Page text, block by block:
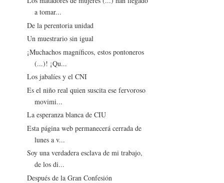
a tomar...
De la perentoria unidad
Un muestrario sin igual
¡Muchachos magníficos, estos pontoneros
(...)! ¡Qu...
Los jabalíes y el CNI
Es el niño real quien suscita ese fervoroso
movimi...
La esperanza blanca de CIU
Esta página web permanecerá cerrada de
lunes a v...
Soy una verdadera esclava de mi trabajo,
de los di...
Después de la Gran Confesión